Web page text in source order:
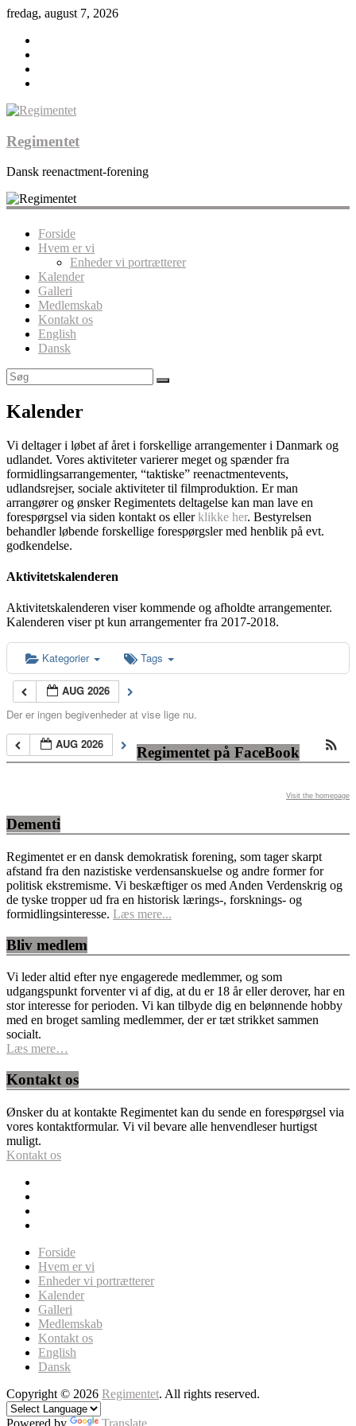
fredag, august 7, 2026
Regimentet
Dansk reenactment-forening
Forside
Hvem er vi
Enheder vi portrætterer
Kalender
Galleri
Medlemskab
Kontakt os
English
Dansk
Kalender
Vi deltager i løbet af året i forskellige arrangementer i Danmark og
udlandet. Vores aktiviteter varierer meget og spænder fra
formidlingsarrangementer, “taktiske” reenactmentevents,
udlandsrejser, sociale aktiviteter til filmproduktion. Er man
arrangører og ønsker Regimentets deltagelse kan man lave en
forespørgsel via siden kontakt os ellerklikke her. Bestyrelsen
behandler løbende forskellige forespørgsler med henblik på evt.
godkendelse.
Aktivitetskalenderen
Aktivitetskalenderen viser kommende og afholdte arrangementer.
Kalenderen viser pt kun arrangementer fra 2017-2018.
Kategorier Tags
AUG 2026
Der er ingen begivenheder at vise lige nu.
AUG 2026
Regimentet på FaceBook
Visit the homepage
Dementi
Regimentet er en dansk demokratisk forening, som tager skarpt
afstand fra den nazistiske verdensanskuelse og andre former for
politisk ekstremisme. Vi beskæftiger os med Anden Verdenskrig og
de tyske tropper ud fra en historisk lærings-, forsknings- og
formidlingsinteresse. Læs mere...
Bliv medlem
Vi leder altid efter nye engagerede medlemmer, og som
udgangspunkt forventer vi af dig, at du er 18 år eller derover, har en
stor interesse for perioden. Vi kan tilbyde dig en belønnende hobby
med en broget samling medlemmer, der er tæt strikket sammen
socialt.
Læs mere…
Kontakt os
Ønsker du at kontakte Regimentet kan du sende en forespørgsel via
vores kontaktformular. Vi vil bevare alle henvendleser hurtigst
muligt.
Kontakt os
Forside
Hvem er vi
Enheder vi portrætterer
Kalender
Galleri
Medlemskab
Kontakt os
English
Dansk
Copyright © 2026 Regimentet. All rights reserved.
Powered by Translate